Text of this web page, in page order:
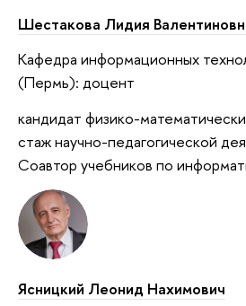
Шестакова Лидия
Кафедра информационных
(Пермь): доцент
кандидат физико-
стаж научно-педагогической
Соавтор учебников по
Ясницкий Леонид Нахимович